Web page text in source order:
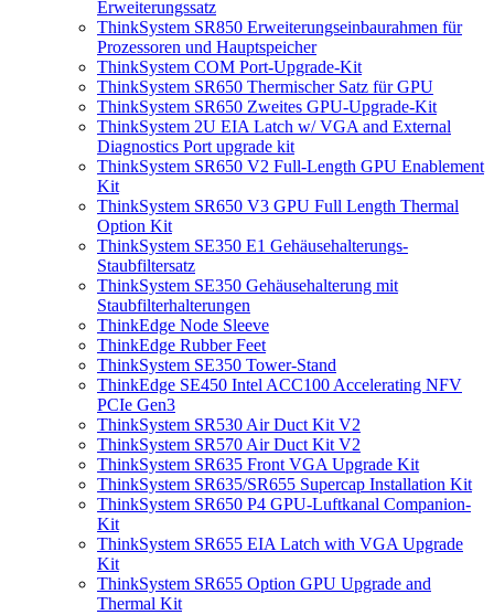
Erweiterungssatz
ThinkSystem SR850 Erweiterungseinbaurahmen für
Prozessoren und Hauptspeicher
ThinkSystem COM Port-Upgrade-Kit
ThinkSystem SR650 Thermischer Satz für GPU
ThinkSystem SR650 Zweites GPU-Upgrade-Kit
ThinkSystem 2U EIA Latch w/ VGA and External
Diagnostics Port upgrade kit
ThinkSystem SR650 V2 Full-Length GPU Enablement
Kit
ThinkSystem SR650 V3 GPU Full Length Thermal
Option Kit
ThinkSystem SE350 E1 Gehäusehalterungs-
Staubfiltersatz
ThinkSystem SE350 Gehäusehalterung mit
Staubfilterhalterungen
ThinkEdge Node Sleeve
ThinkEdge Rubber Feet
ThinkSystem SE350 Tower-Stand
ThinkEdge SE450 Intel ACC100 Accelerating NFV
PCIe Gen3
ThinkSystem SR530 Air Duct Kit V2
ThinkSystem SR570 Air Duct Kit V2
ThinkSystem SR635 Front VGA Upgrade Kit
ThinkSystem SR635/SR655 Supercap Installation Kit
ThinkSystem SR650 P4 GPU-Luftkanal Companion-
Kit
ThinkSystem SR655 EIA Latch with VGA Upgrade
Kit
ThinkSystem SR655 Option GPU Upgrade and
Thermal Kit